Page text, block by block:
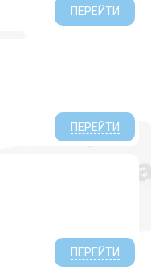
ПЕРЕЙТИ
ПЕРЕЙТИ
ПЕРЕЙТИ